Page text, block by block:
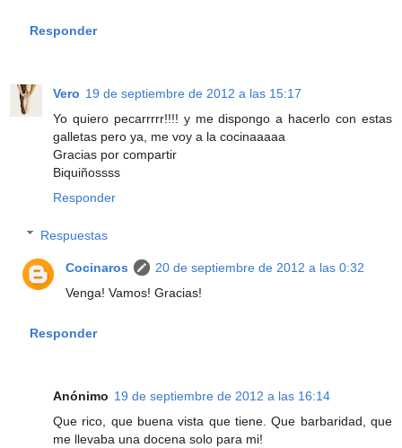
Responder
Vero 19 de septiembre de 2012 a las 15:17
Yo quiero pecarrrrr!!!! y me dispongo a hacerlo con estas
galletas pero ya, me voy a la cocinaaaaa
Gracias por compartir
Biquiñossss
Responder
Respuestas
Cocinaros
20 de septiembre de 2012 a las 0:32
Venga! Vamos! Gracias!
Responder
Anónimo 19 de septiembre de 2012 a las 16:14
Que rico, que buena vista que tiene. Que barbaridad, que
me llevaba una docena solo para mi!